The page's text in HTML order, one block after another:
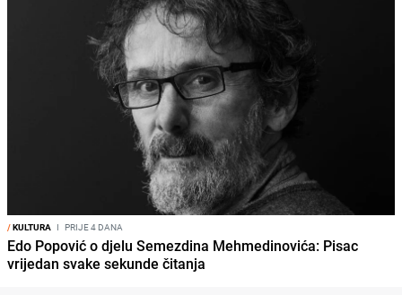
/KULTURA I PRIJE 4 DANA
Edo Popović o djelu Semezdina Mehmedinovića: Pisac
vrijedan svake sekunde čitanja